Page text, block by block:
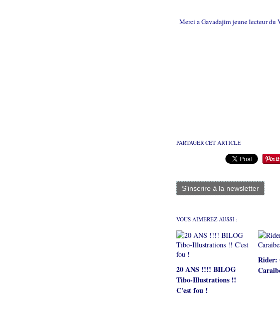
Merci a Gavadajim jeune lecteur du
PARTAGER CET ARTICLE
S'inscrire à la newsletter
VOUS AIMEREZ AUSSI :
20 ANS !!!! BILOG
Tibo-Illustrations !!
C'est fou !
Rider: